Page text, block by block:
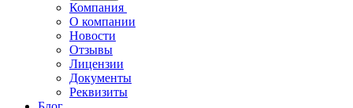
Компания
О компании
Новости
Отзывы
Лицензии
Документы
Реквизиты